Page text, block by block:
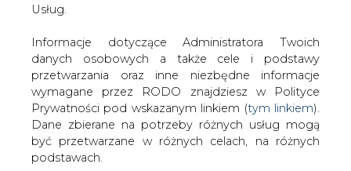
Usług.
Informacje dotyczące Administratora Twoich
danych osobowych a także cele i podstawy
przetwarzania oraz inne niezbędne informacje
wymagane przez RODO znajdziesz w Polityce
Prywatności pod wskazanym linkiem (tym linkiem).
Dane zbierane na potrzeby różnych usług mogą
być przetwarzane w różnych celach, na różnych
podstawach.
2015-10-20 00:00
skomentuj
udostępnij:
Egipt chce współtworzyć
śródziemnomorski hub gazowy